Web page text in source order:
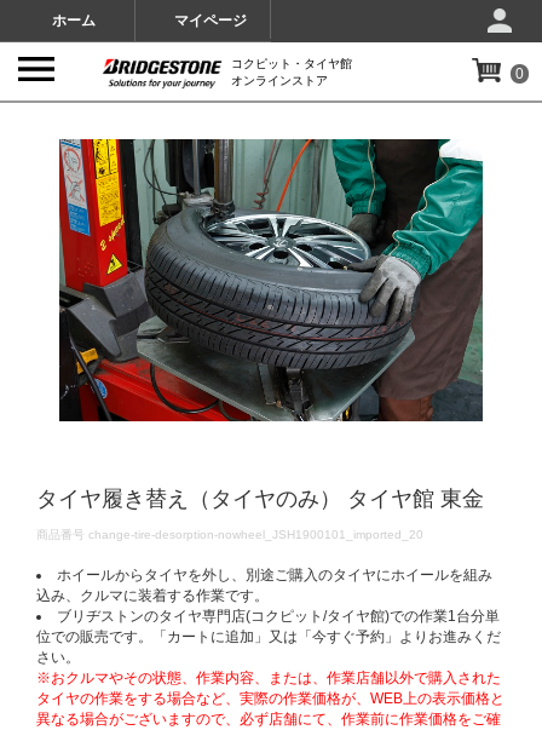
ホーム マイページ
コクピット・タイヤ館
オンラインストア
0
タイヤ履き替え（タイヤのみ） タイヤ館 東金
DETAILS
商品番号 change-tire-desorption-nowheel_JSH1900101_imported_20
ホイールからタイヤを外し、別途ご購入のタイヤにホイールを組み
込み、クルマに装着する作業です。
ブリヂストンのタイヤ専門店(コクピット/タイヤ館)での作業1台分単
位での販売です。「カートに追加」又は「今すぐ予約」よりお進みくだ
さい。
※おクルマやその状態、作業内容、または、作業店舗以外で購入された
タイヤの作業をする場合など、実際の作業価格が、WEB上の表示価格と
異なる場合がございますので、必ず店舗にて、作業前に作業価格をご確